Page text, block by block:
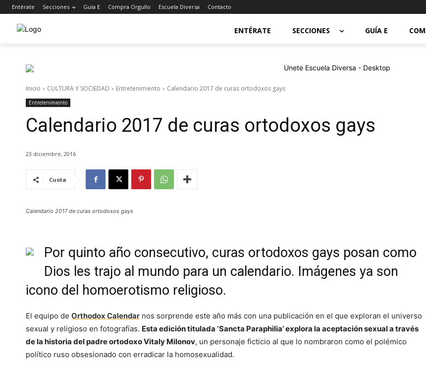
Entérate Secciones Guía E Compra Orgullo Escuela Diversa Contacto
ENTÉRATE SECCIONES GUÍA E
Inicio CULTURA Y SOCIEDAD Entretenimiento Calendario 2017 de curas ortodoxos gays
Entretenimiento
Calendario 2017 de curas ortodoxos gays
23 diciembre, 2016
Cuota
Calendario 2017 de curas ortodoxos gays
Por quinto año consecutivo, curas ortodoxos gays posan como
Dios les trajo al mundo para un calendario. Imágenes ya son
icono del homoerotismo religioso.
El equipo de Orthodox Calendar nos sorprende este año más con una publicación en el que exploran el universo
sexual y religioso en fotografías. Esta edición titulada ‘Sancta Paraphilia’ explora la aceptación sexual a través
de la historia del padre ortodoxo Vitaly Milonov, un personaje ficticio al que lo nombraron como el polémico
político ruso obsesionado con erradicar la homosexualidad.